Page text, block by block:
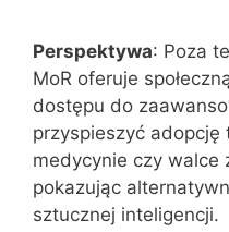
Perspektywa: Poza
MoR oferuje
dostępu do
przyspieszyć
medycynie czy walce
pokazując
sztucznej inteligencji.